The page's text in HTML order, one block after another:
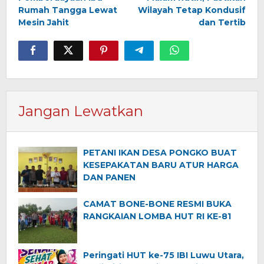
Rumah Tangga Lewat
Mesin Jahit
Wilayah Tetap Kondusif
dan Tertib
Jangan Lewatkan
PETANI IKAN DESA PONGKO BUAT
KESEPAKATAN BARU ATUR HARGA
DAN PANEN
CAMAT BONE-BONE RESMI BUKA
RANGKAIAN LOMBA HUT RI KE-81
Peringati HUT ke-75 IBI Luwu Utara,